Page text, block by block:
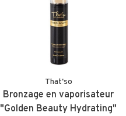
That'so
Bronzage en vaporisateur
"Golden Beauty Hydrating"